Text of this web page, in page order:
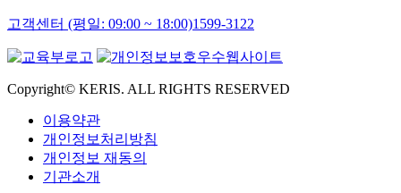
고객센터 (평일: 09:00 ~ 18:00)1599-3122
Copyright© KERIS. ALL RIGHTS RESERVED
이용약관
개인정보처리방침
개인정보 재동의
기관소개